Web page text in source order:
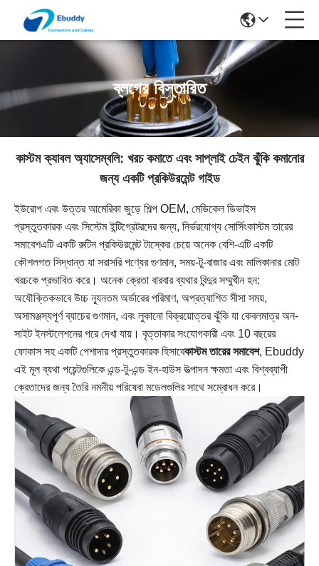
ব্লগের বিস্তারিত
কাস্টম ক্যাবল অ্যাসেম্বলি: খরচ কমাতে এবং সাপ্লাই চেইন ঝুঁকি কমানোর
জন্য একটি প্রকিউরমেন্ট গাইড
ইউরোপ এবং উত্তর আমেরিকা জুড়ে শিল্প OEM, মেডিকেল ডিভাইস
প্রস্তুতকারক এবং সিস্টেম ইন্টিগ্রেটরদের জন্য, নির্ভরযোগ্য সোর্সিংকাস্টম তারের
সমাবেশএটি একটি রুটিন প্রকিউরমেন্ট টাস্কের চেয়ে অনেক বেশি-এটি একটি
কৌশলগত সিদ্ধান্ত যা সরাসরি পণ্যের গুণমান, সময়-টু-বাজার এবং মালিকানার মোট
খরচকে প্রভাবিত করে। অনেক ক্রেতা বারবার ব্যথার বিন্দুর সম্মুখীন হন:
অযৌক্তিকভাবে উচ্চ ন্যূনতম অর্ডারের পরিমাণ, অপ্রত্যাশিত সীসা সময়,
অসামঞ্জস্যপূর্ণ ব্যাচের গুণমান, এবং লুকানো বিক্রয়োত্তর ঝুঁকি যা কেবলমাত্র অন-
সাইট ইনস্টলেশনের পরে দেখা যায়। বৃত্তাকার সংযোগকারী এবং 10 বছরের
ফোকাস সহ একটি পেশাদার প্রস্তুতকারক হিসাবেকাস্টম তারের সমাবেশ, Ebuddy
এই মূল ব্যথা পয়েন্টগুলিকে এন্ড-টু-এন্ড ইন-হাউস উত্পাদন ক্ষমতা এবং বিশ্বব্যাপী
ক্রেতাদের জন্য তৈরি নমনীয় পরিষেবা মডেলগুলির সাথে সম্বোধন করে।